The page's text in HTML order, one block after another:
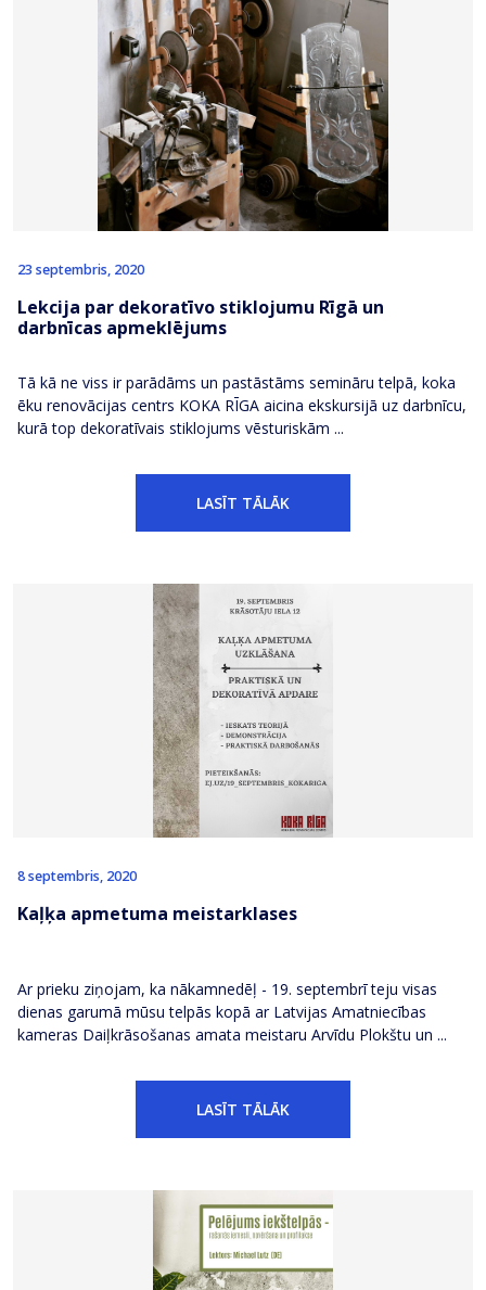
23 septembris, 2020
Lekcija par dekoratīvo stiklojumu Rīgā un
darbnīcas apmeklējums
Tā kā ne viss ir parādāms un pastāstāms semināru telpā, koka
ēku renovācijas centrs KOKA RĪGA aicina ekskursijā uz darbnīcu,
kurā top dekoratīvais stiklojums vēsturiskām ...
LASĪT TĀLĀK
8 septembris, 2020
Kaļķa apmetuma meistarklases
Ar prieku ziņojam, ka nākamnedēļ - 19. septembrī teju visas
dienas garumā mūsu telpās kopā ar Latvijas Amatniecības
kameras Daiļkrāsošanas amata meistaru Arvīdu Plokštu un ...
LASĪT TĀLĀK